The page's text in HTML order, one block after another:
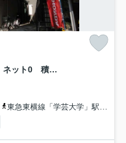
ウィステリアフィールド 駅近 ネット0 積水ハウスのシャーメゾン
東急東横線「学芸大学」駅 徒歩14分